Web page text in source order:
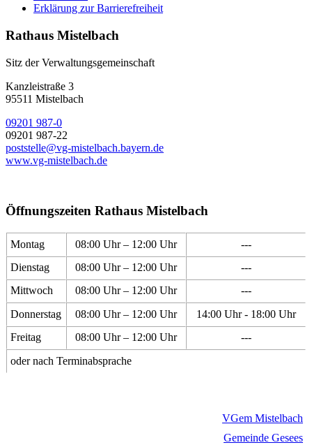
Erklärung zur Barrierefreiheit
Rathaus Mistelbach
Sitz der Verwaltungsgemeinschaft
Kanzleistraße 3
95511 Mistelbach
09201 987-0
09201 987-22
poststelle@vg-mistelbach.bayern.de
www.vg-mistelbach.de
Öffnungszeiten Rathaus Mistelbach
Montag 08:00 Uhr – 12:00 Uhr
---
Dienstag
08:00 Uhr – 12:00 Uhr
---
Mittwoch
08:00 Uhr – 12:00 Uhr
---
Donnerstag
08:00 Uhr – 12:00 Uhr
14:00 Uhr - 18:00 Uhr
Freitag
08:00 Uhr – 12:00 Uhr
---
oder nach Terminabsprache
VGem Mistelbach
Gemeinde Gesees